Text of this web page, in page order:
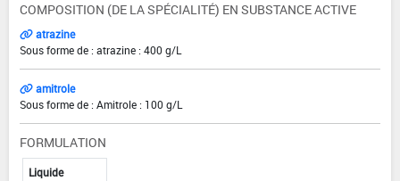
COMPOSITION (DE LA SPÉCIALITÉ) EN SUBSTANCE ACTIVE
atrazine
Sous forme de : atrazine : 400 g/L
amitrole
Sous forme de : Amitrole : 100 g/L
FORMULATION
Liquide